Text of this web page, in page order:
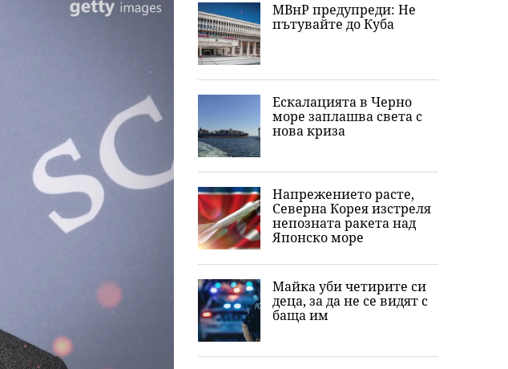
МВнР предупреди: Не
пътувайте до Куба
Ескалацията в Черно
море заплашва света с
нова криза
Напрежението расте,
Северна Корея изстреля
непозната ракета над
Японско море
Майка уби четирите си
деца, за да не се видят с
баща им